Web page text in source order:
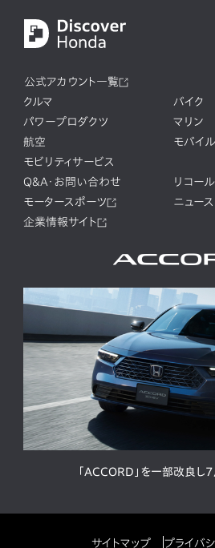
公式アカウント一覧
クルマ
バイク
パワープロダクツ
マリン
航空
モバイ
モビリティサービス
Q&A・お問い合わせ
リコール
モータースポーツ
ニュー
企業情報サイト
「ACCORD」を一部改良し
サイトマップ プライバ